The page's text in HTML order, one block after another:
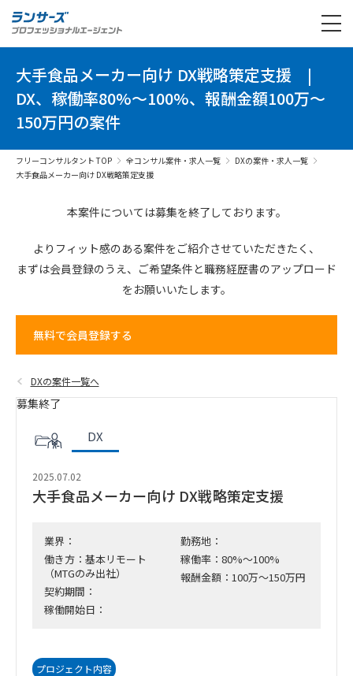
大手食品メーカー向け DX戦略策定支援 |
DX、稼働率80%～100%、報酬金額100万～
150万円の案件
フリーコンサルタント TOP 全コンサル案件・求人一覧
DXの案件・求人一覧
大手食品メーカー向け DX戦略策定支援
本案件については募集を終了しております。
よりフィット感のある案件をご紹介させていただきたく、
まずは会員登録のうえ、 ご希望条件と職務経歴書のアップロード
をお願いいたします。
無料で会員登録する
DXの案件一覧へ
募集終了
DX
2025.07.02
大手食品メーカー向け DX戦略策定支援
業界：
働き方：基本リモート
（MTGのみ出社）
契約期間：
稼働開始日：
勤務地：
稼働率：80%～100%
報酬金額：100万～150万円
プロジェクト内容